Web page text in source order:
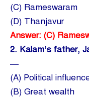
(C) Rameswaram
(D) Thanjavur
Answer: (C)
2. Kalam’s father,
—
(A) Political
(B) Great wealth